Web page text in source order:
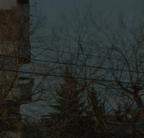
11
17
24 25 26
31
jan »